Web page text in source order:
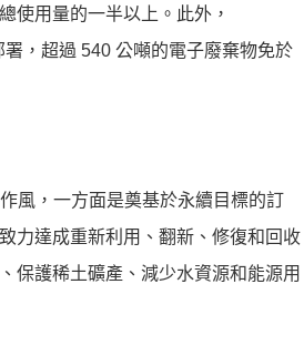
使用量的一半以上。此外，
，超過 540 公噸的電子廢棄物免於
風， 一方面是奠基於永續目標的訂
致力達成重新利用、翻新、修復和回收
保護稀土礦產、減少水資源和能源用